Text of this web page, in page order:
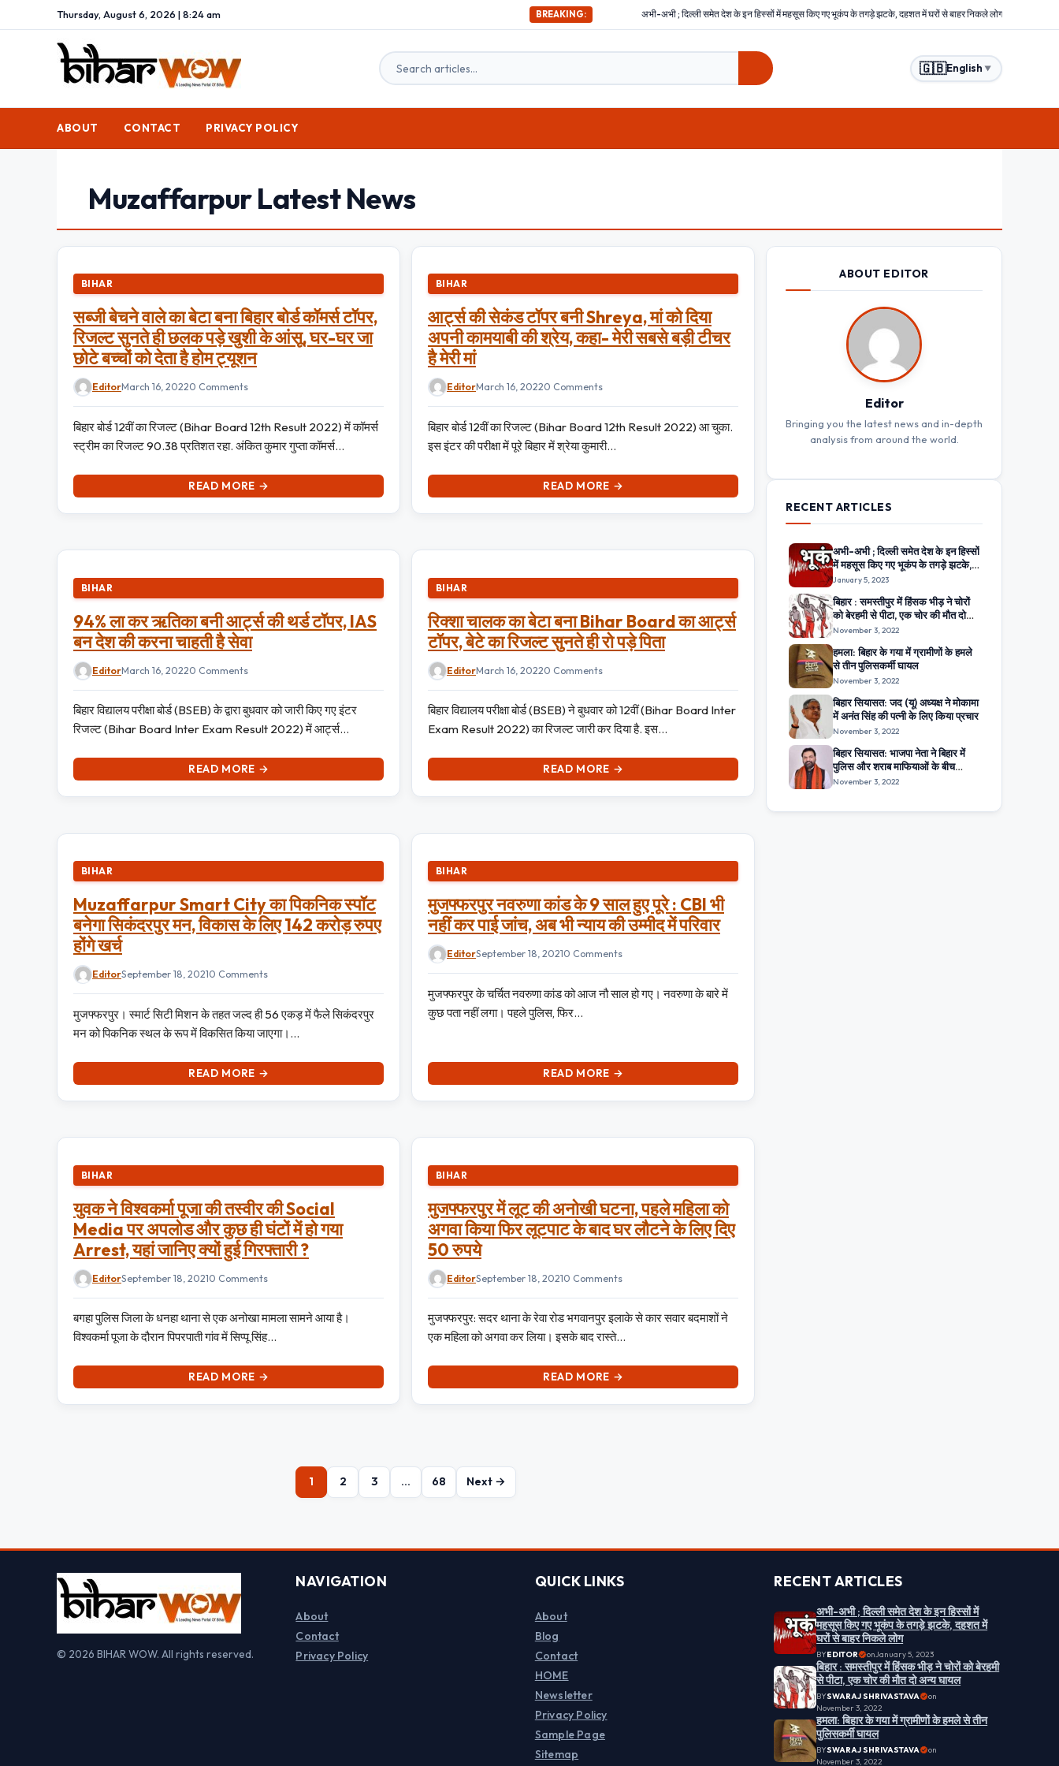
Thursday, August 6, 2026 | 8:24 am BREAKING: अभी-अभी ; दिल्ली समेत देश के इन हिस्सों में महसूस किए गए भूकंप के तगड़े झटके, दहशत में घरों से बाहर निकले लोग बिहार : समस्तीपुर में
🇬🇧English ▼
ABOUT CONTACT PRIVACY POLICY
Muzaffarpur Latest News
BIHAR
सब्जी बेचने वाले का बेटा बना बिहार बोर्ड कॉमर्स टॉपर,
रिजल्ट सुनते ही छलक पड़े खुशी के आंसू, घर-घर जा
छोटे बच्चों को देता है होम ट्यूशन
EditorMarch 16, 20220 Comments
बिहार बोर्ड 12वीं का रिजल्ट (Bihar Board 12th Result 2022) में कॉमर्स
स्ट्रीम का रिजल्ट 90.38 प्रतिशत रहा. अंकित कुमार गुप्ता कॉमर्स…
READ MORE →
BIHAR
आर्ट्स की सेकंड टॉपर बनी Shreya, मां को दिया
अपनी कामयाबी की श्रेय, कहा- मेरी सबसे बड़ी टीचर
है मेरी मां
EditorMarch 16, 20220 Comments
बिहार बोर्ड 12वीं का रिजल्ट (Bihar Board 12th Result 2022) आ चुका.
इस इंटर की परीक्षा में पूरे बिहार में श्रेया कुमारी…
READ MORE →
BIHAR
94% ला कर ऋतिका बनी आर्ट्स की थर्ड टॉपर, IAS
बन देश की करना चाहती है सेवा
EditorMarch 16, 20220 Comments
बिहार विद्यालय परीक्षा बोर्ड (BSEB) के द्वारा बुधवार को जारी किए गए इंटर
रिजल्ट (Bihar Board Inter Exam Result 2022) में आर्ट्स…
READ MORE →
BIHAR
रिक्शा चालक का बेटा बना Bihar Board का आर्ट्स
टॉपर, बेटे का रिजल्ट सुनते ही रो पड़े पिता
EditorMarch 16, 20220 Comments
बिहार विद्यालय परीक्षा बोर्ड (BSEB) ने बुधवार को 12वीं (Bihar Board Inter
Exam Result 2022) का रिजल्ट जारी कर दिया है. इस…
READ MORE →
BIHAR
Muzaffarpur Smart City का पिकनिक स्पॉट
बनेगा सिकंदरपुर मन, विकास के लिए 142 करोड़ रुपए
होंगे खर्च
EditorSeptember 18, 20210 Comments
मुजफ्फरपुर। स्मार्ट सिटी मिशन के तहत जल्द ही 56 एकड़ में फैले सिकंदरपुर
मन को पिकनिक स्थल के रूप में विकसित किया जाएगा।…
READ MORE →
BIHAR
मुजफ्फरपुर नवरुणा कांड के 9 साल हुए पूरे : CBI भी
नहीं कर पाई जांच, अब भी न्याय की उम्मीद में परिवार
EditorSeptember 18, 20210 Comments
मुजफ्फरपुर के चर्चित नवरुणा कांड को आज नौ साल हो गए। नवरुणा के बारे में
कुछ पता नहीं लगा। पहले पुलिस, फिर…
READ MORE →
BIHAR
युवक ने विश्वकर्मा पूजा की तस्वीर की Social
Media पर अपलोड और कुछ ही घंटों में हो गया
Arrest, यहां जानिए क्यों हुई गिरफ्तारी ?
EditorSeptember 18, 20210 Comments
बगहा पुलिस जिला के धनहा थाना से एक अनोखा मामला सामने आया है।
विश्वकर्मा पूजा के दौरान पिपरपाती गांव में सिप्पू सिंह…
READ MORE →
BIHAR
मुजफ्फरपुर में लूट की अनोखी घटना, पहले महिला को
अगवा किया फिर लूटपाट के बाद घर लौटने के लिए दिए
50 रुपये
EditorSeptember 18, 20210 Comments
मुजफ्फरपुर: सदर थाना के रेवा रोड भगवानपुर इलाके से कार सवार बदमाशों ने
एक महिला को अगवा कर लिया। इसके बाद रास्ते…
READ MORE →
1 2 3 … 68 Next →
ABOUT EDITOR
Editor
Bringing you the latest news and in-depth
analysis from around the world.
RECENT ARTICLES
अभी-अभी ; दिल्ली समेत देश के इन हिस्सों
में महसूस किए गए भूकंप के तगड़े झटके,
दहशत में घरों से बाहर निकले लोग
January 5, 2023
बिहार : समस्तीपुर में हिंसक भीड़ ने चोरों
को बेरहमी से पीटा, एक चोर की मौत दो
अन्य घायल
November 3, 2022
हमला: बिहार के गया में ग्रामीणों के हमले
से तीन पुलिसकर्मी घायल
November 3, 2022
बिहार सियासत: जद (यू) अध्यक्ष ने मोकामा
में अनंत सिंह की पत्नी के लिए किया प्रचार
November 3, 2022
बिहार सियासत: भाजपा नेता ने बिहार में
पुलिस और शराब माफियाओं के बीच
सांठगांठ का आरोप लगाया
November 3, 2022
© 2026 BIHAR WOW. All rights reserved.
NAVIGATION
About
Contact
Privacy Policy
QUICK LINKS
About
Blog
Contact
HOME
Newsletter
Privacy Policy
Sample Page
Sitemap
RECENT ARTICLES
अभी-अभी ; दिल्ली समेत देश के इन हिस्सों में
महसूस किए गए भूकंप के तगड़े झटके, दहशत में
घरों से बाहर निकले लोग
BYEDITOR onJanuary 5, 2023
बिहार : समस्तीपुर में हिंसक भीड़ ने चोरों को बेरहमी
से पीटा, एक चोर की मौत दो अन्य घायल
BYSWARAJ SHRIVASTAVA
on
November 3, 2022
हमला: बिहार के गया में ग्रामीणों के हमले से तीन
पुलिसकर्मी घायल
BYSWARAJ SHRIVASTAVA
on
November 3, 2022